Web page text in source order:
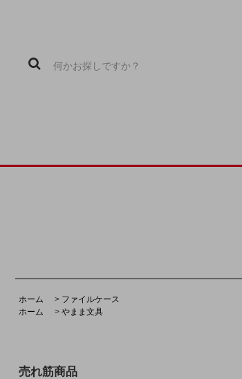
ホーム > ファイルケース
ホーム
> やまま文具
売れ筋商品